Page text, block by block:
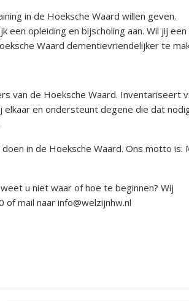
in de Hoeksche Waard willen geven.
een opleiding en bijscholing aan. Wil jij een
Waard dementievriendelijker te
van de Hoeksche Waard. Inventariseert
en ondersteunt degene die dat
in de Hoeksche Waard. Ons motto is:
u niet waar of hoe te beginnen? Wij
mail naar info@welzijnhw.nl